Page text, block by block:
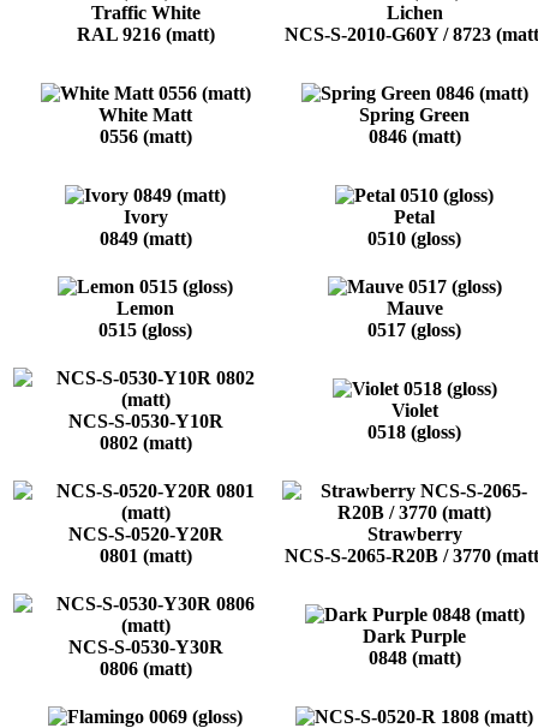
Traffic White
RAL 9216 (matt)
Lichen
NCS-S-2010-G60Y / 8723
White Matt
0556 (matt)
Spring Green
0846 (matt)
Ivory
0849 (matt)
Petal
0510 (gloss)
Lemon
0515 (gloss)
Mauve
0517 (gloss)
NCS-S-0530-Y10R
0802 (matt)
Violet
0518 (gloss)
NCS-S-0520-Y20R
0801 (matt)
Strawberry
NCS-S-2065-R20B / 3770
NCS-S-0530-Y30R
0806 (matt)
Dark Purple
0848 (matt)